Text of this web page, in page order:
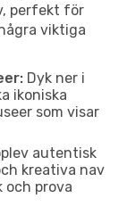
perfekt för
viktiga
Dyk ner i
ikoniska
som visar
autentisk
kreativa nav
och prova